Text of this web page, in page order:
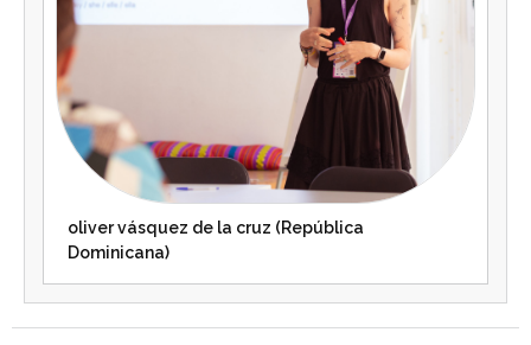
oliver vásquez de la cruz (República
Dominicana)